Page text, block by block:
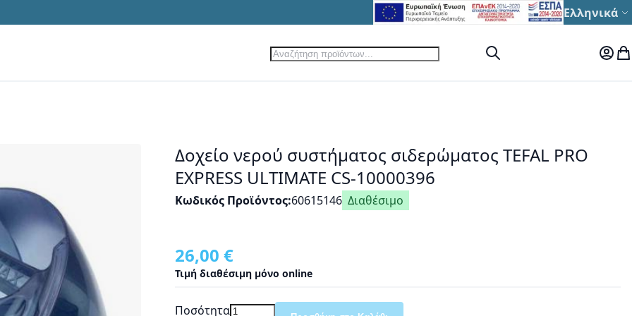
Γλώσσα
Ελληνικά
Αναζήτηση
Αναζήτηση Ο
Δοχείο νερού συστήματος σιδερώματος TEFAL PRO
EXPRESS ULTIMATE CS-10000396
Κωδικός Προϊόντος 60615146 Διαθέσιμο
26,00 €
Τιμή διαθέσιμη μόνο online
Ποσότητα